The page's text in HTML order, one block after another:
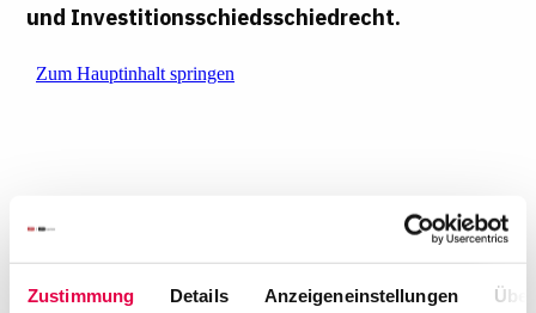
Zustimmung Details Anzeigeneinstellungen
und Investitionsschiedsschiedrecht.